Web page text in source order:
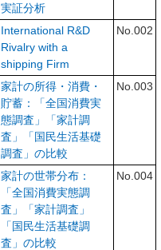
実証分析
International R&D
Rivalry with a
shipping Firm
No.002
家計の所得・消費・
貯蓄：「全国消費実
態調査」「家計調
査」「国民生活基礎
調査」の比較
No.003
家計の世帯分布：
「全国消費実態調
査」「家計調査」
「国民生活基礎調
査」の比較
No.004